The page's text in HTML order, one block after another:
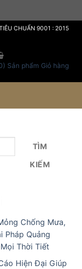
CHUẨN 9001 : 2015
) Sản phẩm Giỏ hàng
TÌM
KIẾM
Chống Mưa,
Pháp Quảng
Thời Tiết
Hiện Đại Giúp